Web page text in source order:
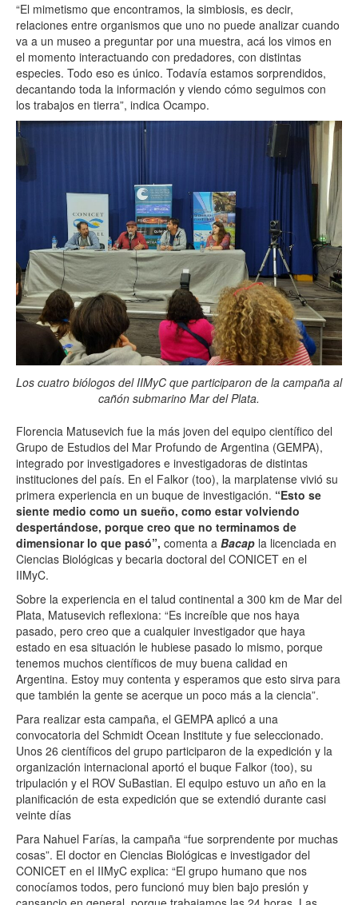
“El mimetismo que encontramos, la simbiosis, es decir,
relaciones entre organismos que uno no puede analizar cuando
va a un museo a preguntar por una muestra, acá los vimos en
el momento interactuando con predadores, con distintas
especies. Todo eso es único. Todavía estamos sorprendidos,
decantando toda la información y viendo cómo seguimos con
los trabajos en tierra”, indica Ocampo.
Los cuatro biólogos del IIMyC que participaron de la campaña al
cañón submarino Mar del Plata.
Florencia Matusevich fue la más joven del equipo científico del
Grupo de Estudios del Mar Profundo de Argentina (GEMPA),
integrado por investigadores e investigadoras de distintas
instituciones del país. En el Falkor (too), la marplatense vivió su
primera experiencia en un buque de investigación. “Esto se
siente medio como un sueño, como estar volviendo
despertándose, porque creo que no terminamos de
dimensionar lo que pasó”, comenta a Bacap la licenciada en
Ciencias Biológicas y becaria doctoral del CONICET en el
IIMyC.
Sobre la experiencia en el talud continental a 300 km de Mar del
Plata, Matusevich reflexiona: “Es increíble que nos haya
pasado, pero creo que a cualquier investigador que haya
estado en esa situación le hubiese pasado lo mismo, porque
tenemos muchos científicos de muy buena calidad en
Argentina. Estoy muy contenta y esperamos que esto sirva para
que también la gente se acerque un poco más a la ciencia”.
Para realizar esta campaña, el GEMPA aplicó a una
convocatoria del Schmidt Ocean Institute y fue seleccionado.
Unos 26 científicos del grupo participaron de la expedición y la
organización internacional aportó el buque Falkor (too), su
tripulación y el ROV SuBastian. El equipo estuvo un año en la
planificación de esta expedición que se extendió durante casi
veinte días
Para Nahuel Farías, la campaña “fue sorprendente por muchas
cosas”. El doctor en Ciencias Biológicas e investigador del
CONICET en el IIMyC explica: “El grupo humano que nos
conocíamos todos, pero funcionó muy bien bajo presión y